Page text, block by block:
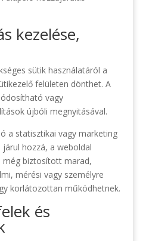
kezelése,
sütik használatáról a
felületen dönthet. A
vagy
újbóli megnyitásával.
a statisztikai vagy marketing
hozzá, a weboldal
még biztosított marad,
mérési vagy személyre
korlátozottan működhetnek.
és